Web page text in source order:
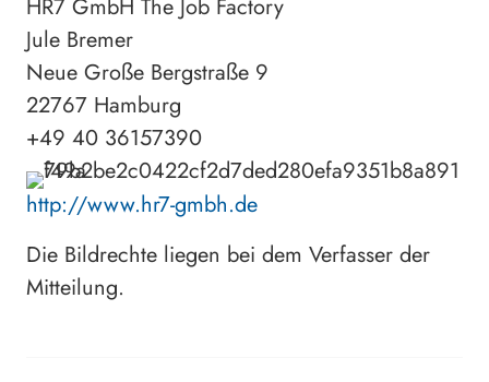
HR7 GmbH The Job Factory
Jule Bremer
Neue Große Bergstraße 9
22767 Hamburg
+49 40 36157390
http://www.hr7-gmbh.de
Die Bildrechte liegen bei dem Verfasser der
Mitteilung.